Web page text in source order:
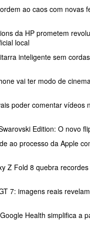
ao caos com novas
da HP prometem
local
inteligente sem
vai ter modo de
poder comentar vídeos
Edition: O novo
ao processo da Apple
Z Fold 8 quebra
7: imagens reais
Health simplifica a